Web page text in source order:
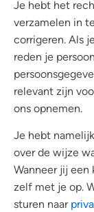
Je hebt het
verzamelen in
corrigeren. Als
reden je
relevant zijn
ons opnemen.
Je hebt
over de wijze
Wanneer jij
zelf met je op.
sturen naar